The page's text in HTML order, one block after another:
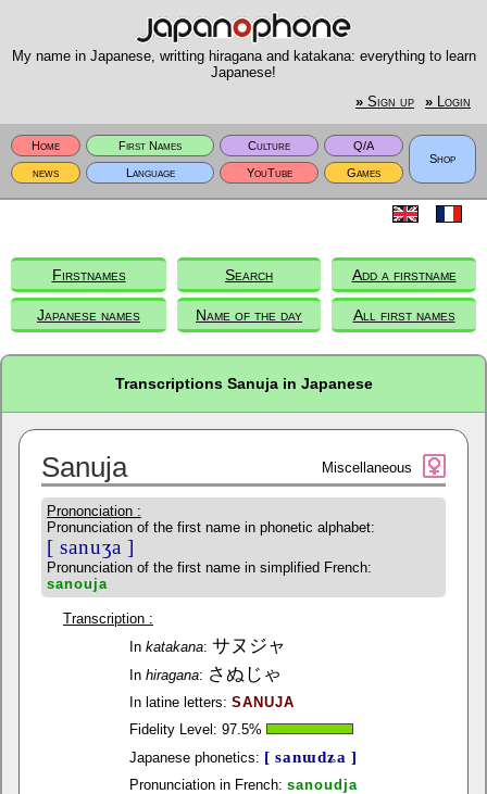
My name in Japanese, writting hiragana and katakana: everything to learn
Japanese!
» Sign up » Login
Home First Names Culture
Q/A
Shop
news
Language YouTube Games
Firstnames Search Add a firstname
Japanese names Name of the day All first names
Transcriptions Sanuja in Japanese
Sanuja Miscellaneous
Prononciation :
Pronunciation of the first name in phonetic alphabet:
[ sanuʒa ]
Pronunciation of the first name in simplified French:
sanouja
Transcription :
In katakana: サヌジャ
In hiragana: さぬじゃ
In latine letters: SANUJA
Fidelity Level: 97.5%
Japanese phonetics: [ sanɯdʑa ]
Pronunciation in French: sanoudja